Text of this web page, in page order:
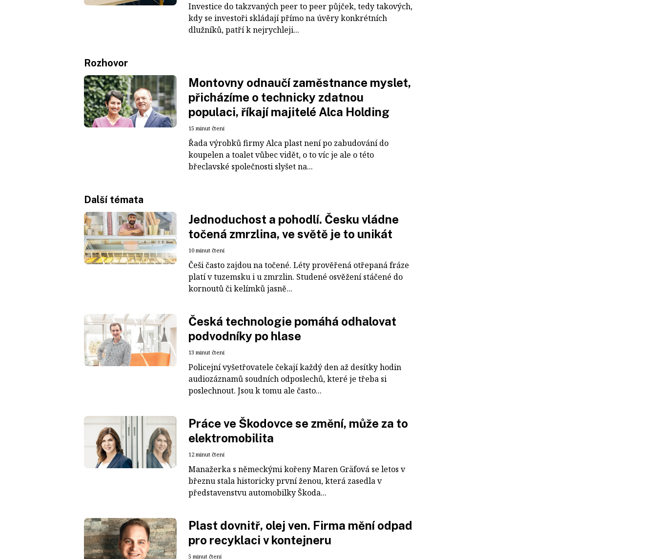
Investice do takzvaných peer to peer půjček, tedy takových,
kdy se investoři skládají přímo na úvěry konkrétních
dlužníků, patří k nejrychleji...
Rozhovor
Montovny odnaučí zaměstnance myslet,
přicházíme o technicky zdatnou
populaci, říkají majitelé Alca Holding
15 minut čtení
Řada výrobků firmy Alca plast není po zabudování do
koupelen a toalet vůbec vidět, o to víc je ale o této
břeclavské společnosti slyšet na...
Další témata
Jednoduchost a pohodlí. Česku vládne
točená zmrzlina, ve světě je to unikát
10 minut čtení
Češi často zajdou na točené. Léty prověřená otřepaná fráze
platí v tuzemsku i u zmrzlin. Studené osvěžení stáčené do
kornoutů či kelímků jasně...
Česká technologie pomáhá odhalovat
podvodníky po hlase
13 minut čtení
Policejní vyšetřovatele čekají každý den až desítky hodin
audiozáznamů soudních odposlechů, které je třeba si
poslechnout. Jsou k tomu ale často...
Práce ve Škodovce se změní, může za to
elektromobilita
12 minut čtení
Manažerka s německými kořeny Maren Gräfová se letos v
březnu stala historicky první ženou, která zasedla v
představenstvu automobilky Škoda...
Plast dovnitř, olej ven. Firma mění odpad
pro recyklaci v kontejneru
5 minut čtení